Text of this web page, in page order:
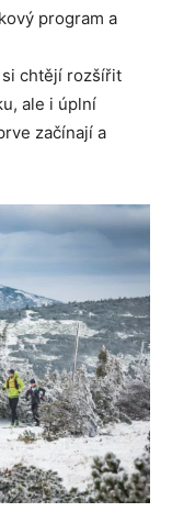
program a
chtějí rozšířit
ale i úplní
začínají a